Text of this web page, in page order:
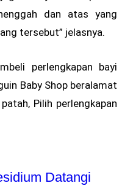
dan atas yang
tersebut” jelasnya.
perlengkapan bayi
Baby Shop beralamat
Pilih perlengkapan
Datangi